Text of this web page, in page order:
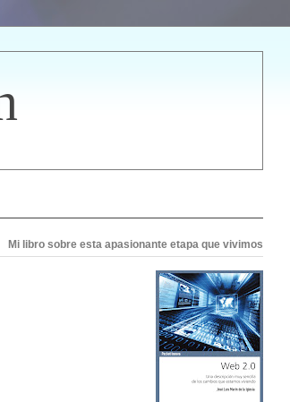
Mi libro sobre esta apasionante etapa que vivimos